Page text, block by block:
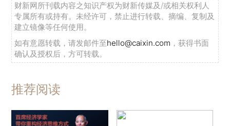
财新网所刊载内容之知识产权为财新传媒及/或相关权利人
专属所有或持有。未经许可，禁止进行转载、摘编、复制及
建立镜像等任何使用。
如有意愿转载，请发邮件至hello@caixin.com ，获得书面
确认及授权后，方可转载。
推荐阅读